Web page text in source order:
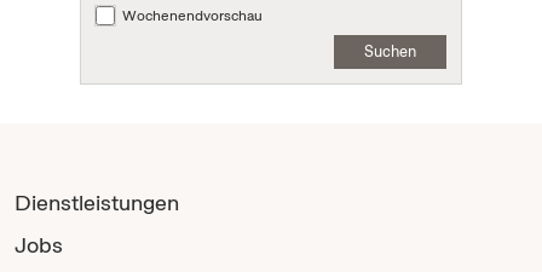
Wochenendvorschau
Suchen
Dienstleistungen
Jobs